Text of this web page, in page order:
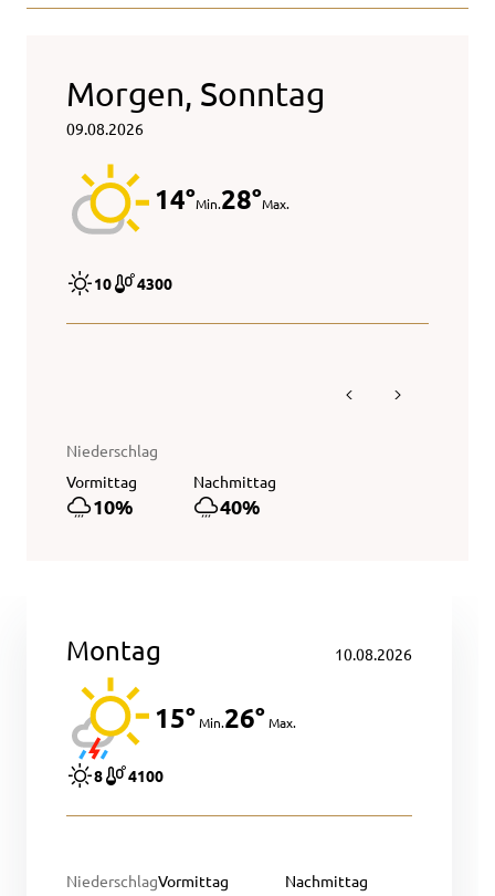
Morgen, Sonntag
09.08.2026
14°Min.28°Max.
10 4300
Niederschlag
Vormittag
10%
Nachmittag
40%
Montag 10.08.2026
15°Min.26°Max.
8 4100
NiederschlagVormittag Nachmittag